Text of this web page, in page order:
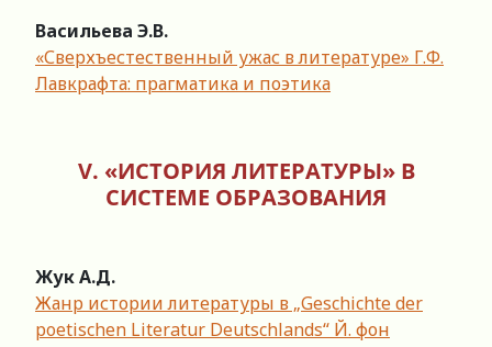
Васильева Э.В.
«Сверхъестественный ужас в литературе» Г.Ф.
Лавкрафта: прагматика и поэтика
V. «ИСТОРИЯ ЛИТЕРАТУРЫ» В
СИСТЕМЕ ОБРАЗОВАНИЯ
Жук А.Д.
Жанр истории литературы в „Geschichte der
poetischen Literatur Deutschlands“ Й. фон